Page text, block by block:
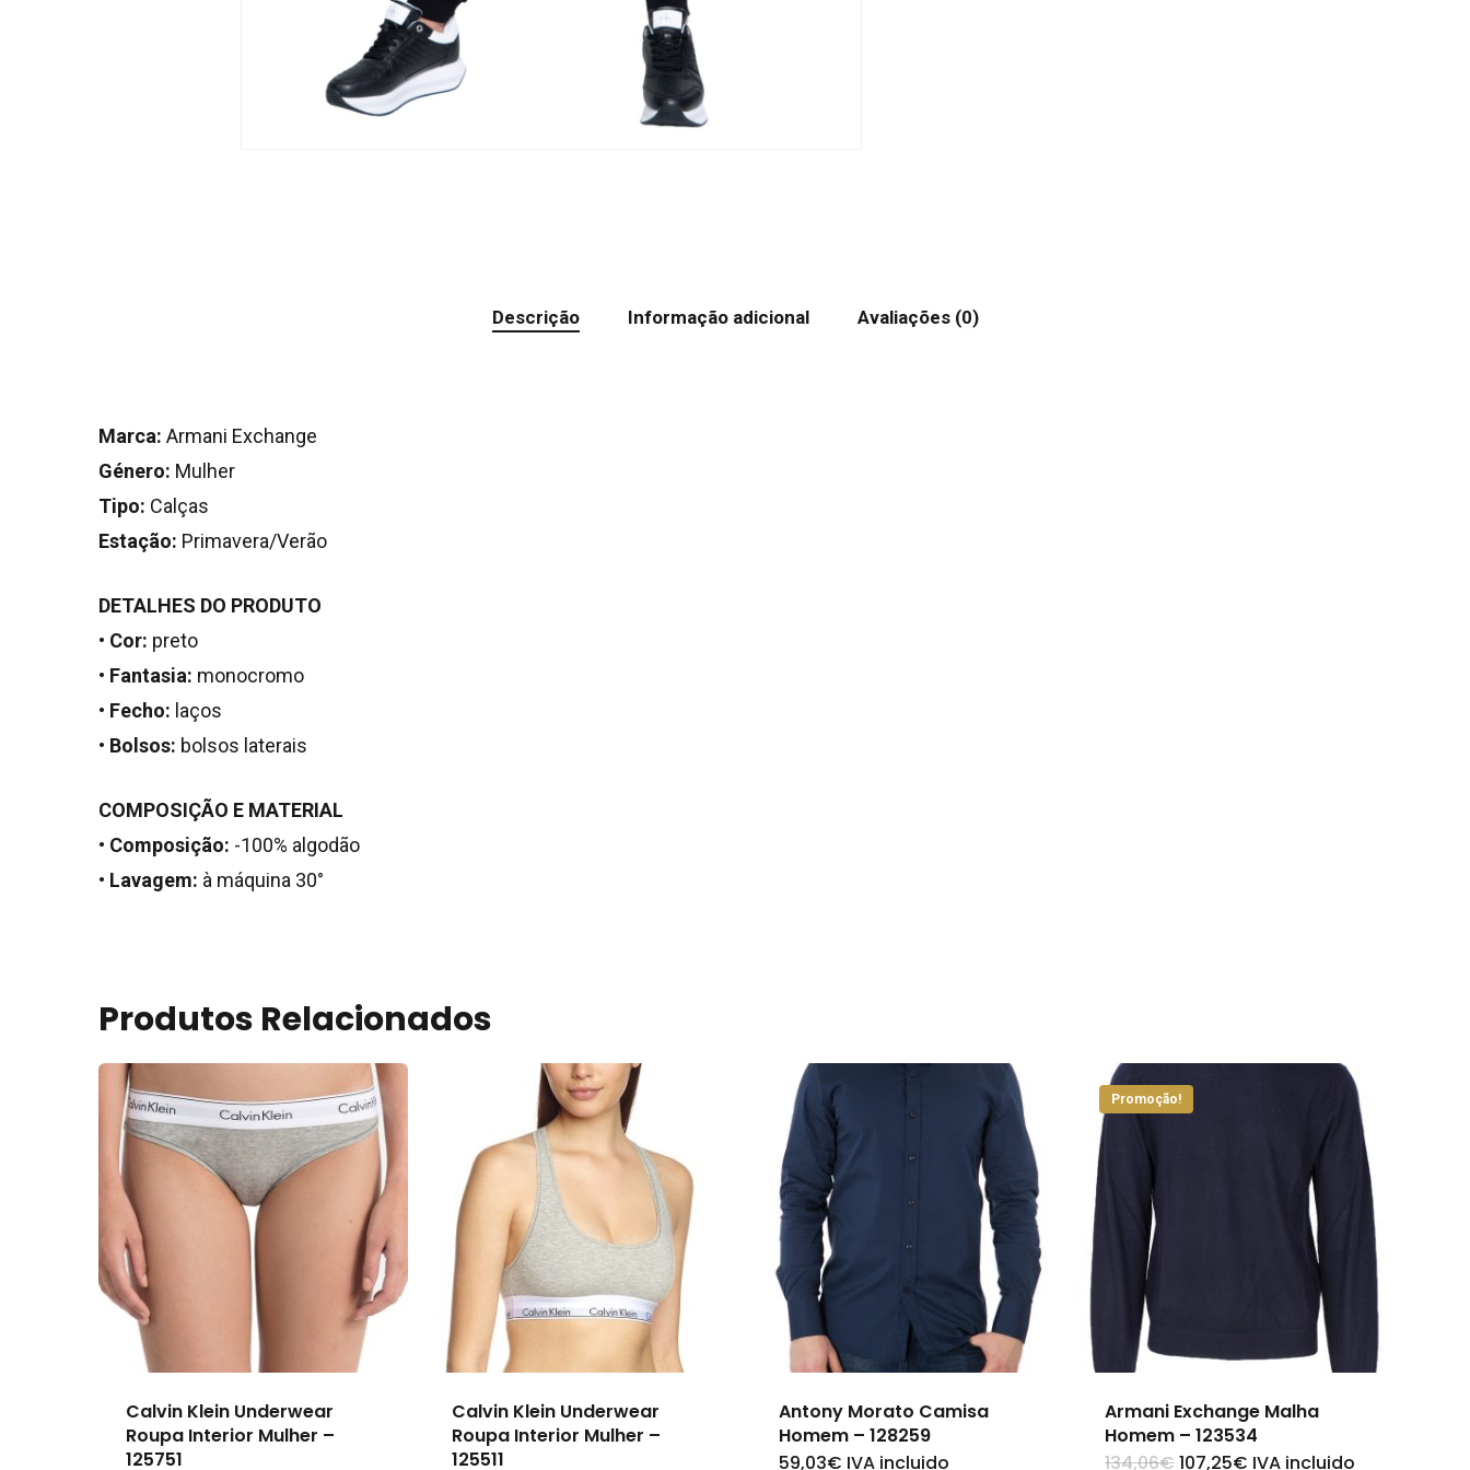
Descrição Informação adicional Avaliações (0)
Marca: Armani Exchange
Género: Mulher
Tipo: Calças
Estação: Primavera/Verão
DETALHES DO PRODUTO
• Cor: preto
• Fantasia: monocromo
• Fecho: laços
• Bolsos: bolsos laterais
COMPOSIÇÃO E MATERIAL
• Composição: -100% algodão
• Lavagem: à máquina 30°
Produtos Relacionados
Calvin Klein Underwear
Roupa Interior Mulher –
125751
Calvin Klein Underwear
Roupa Interior Mulher –
125511
Antony Morato Camisa
Homem – 128259
59,03€ IVA incluido
This
Promoção!
Armani Exchange Malha
Homem – 123534
134,06€O
107,25€OIVA incluido
This